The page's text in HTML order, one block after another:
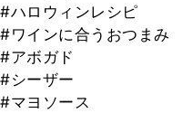
#ハロウィンレシピ
#ワインに合うおつまみ
#アボガド
#シーザー
#マヨソース